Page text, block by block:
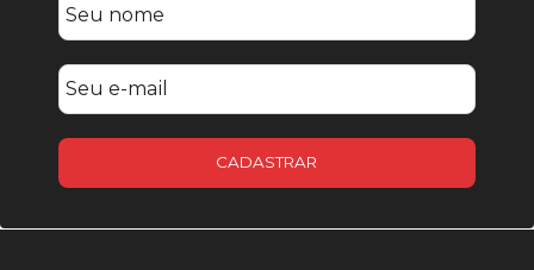
CADASTRAR